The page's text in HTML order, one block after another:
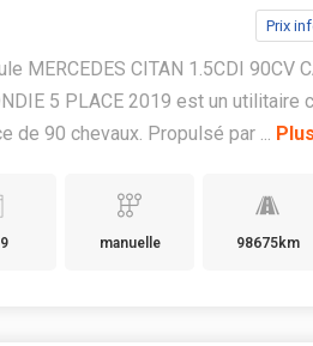
Prix
MERCEDES CITAN 1.5CDI 90CV
5 PLACE 2019 est un utilitaire
de 90 chevaux. Propulsé par ...
manuelle 98675km